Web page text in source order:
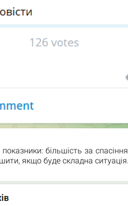
більшість за
якщо буде складна ситуація.